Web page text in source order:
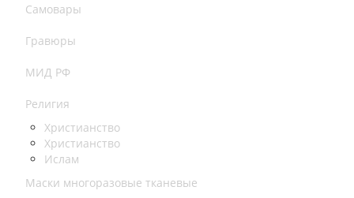
Самовары
Гравюры
МИД РФ
Религия
Христианство
Христианство
Ислам
Маски многоразовые тканевые